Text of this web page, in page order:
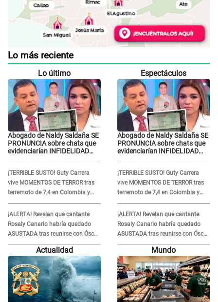
Lo más reciente
Lo último
Abogado de Naldy Saldaña SE
PRONUNCIA sobre chats que
evidenciarían INFIDELIDAD
¡TERRIBLE SUSTO! Guty Carrera
vive MOMENTOS DE TERROR tras
terremoto de 7,4 en Colombia y
revela el DESASTRE que dejó a su
paso
¡ALERTA! Revelan que cantante
Rosaly Canario habría quedado
ASUSTADA tras reunirse con Óscar
Junior: “Sus intenciones eran
Espectáculos
Abogado de Naldy Saldaña SE
PRONUNCIA sobre chats que
evidenciarían INFIDELIDAD
¡TERRIBLE SUSTO! Guty Carrera
vive MOMENTOS DE TERROR tras
terremoto de 7,4 en Colombia y
revela el DESASTRE que dejó a su
paso
¡ALERTA! Revelan que cantante
Rosaly Canario habría quedado
ASUSTADA tras reunirse con Óscar
Junior: “Sus intenciones eran
Actualidad Mundo